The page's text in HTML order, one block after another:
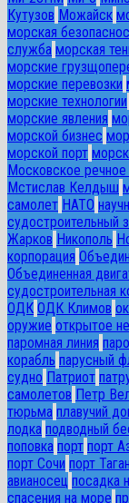
Кутузов Можайск
морская
служба морская
морские
морские перевозки
морские технологии
морские явления
морской бизнес
морской порт
Московское
Мстислав Келдыш
самолет НАТО
судостроительный
Жарков Никополь
корпорация
Объединенная
судостроительная
ОДК ОДК Климов
оружие открытое
паромная линия
корабль парусный
судно Патриот
самолетов Петр
тюрьма плавучий
лодка подводный
поповка порт порт
порт Сочи порт
авианосец посадка
спасения на море